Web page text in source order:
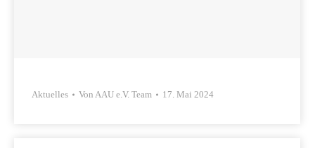
Aktuelles Von AAU e.V. Team 17. Mai 2024